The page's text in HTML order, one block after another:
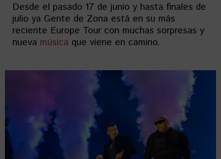
Desde el pasado 17 de junio y hasta finales de
julio ya Gente de Zona está en su más
reciente Europe Tour con muchas sorpresas y
nueva música que viene en camino.